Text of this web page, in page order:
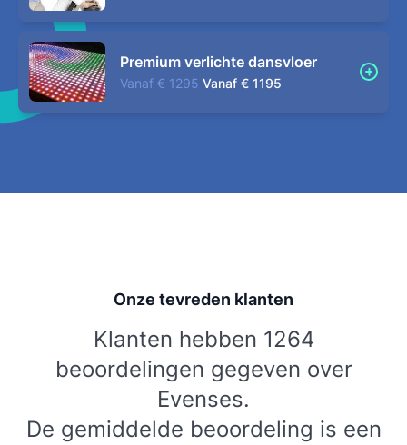
Premium verlichte dansvloer
Vanaf € 1295 Vanaf € 1195
Onze tevreden klanten
Klanten hebben 1264
beoordelingen gegeven over
Evenses.
De gemiddelde beoordeling is een